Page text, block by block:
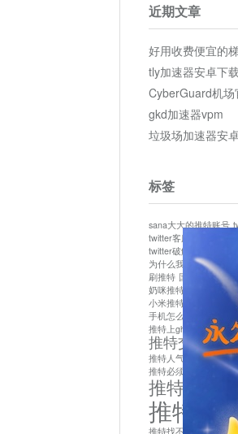
近期文章
好用收费便宜的
tly加速器安卓下载
CyberGuard机场
gkd加速器vpm
垃圾场加速器安
标签
sana大大的推特账号
twitter客服
twitter破解版下载
为什么我推特无法保存
刷推特 国内为什么不
奶咪推特
如何找回推
小米推特闪退是怎么
手机怎么注册推特账号
推特上ghs的女博主
推特交友软
推特人气萌货小蔡头
推特必须用外网吗
推特怎么
推特怎
推特找不到账号 推特